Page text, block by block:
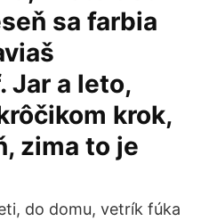
sa farbia
Jar a leto,
krok,
zima to je
do domu, vetrík fúka